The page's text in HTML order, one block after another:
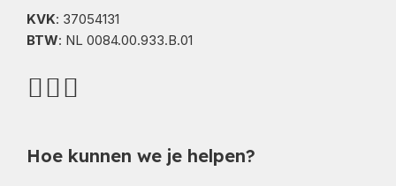
KVK: 37054131
BTW: NL 0084.00.933.B.01
Hoe kunnen we je helpen?